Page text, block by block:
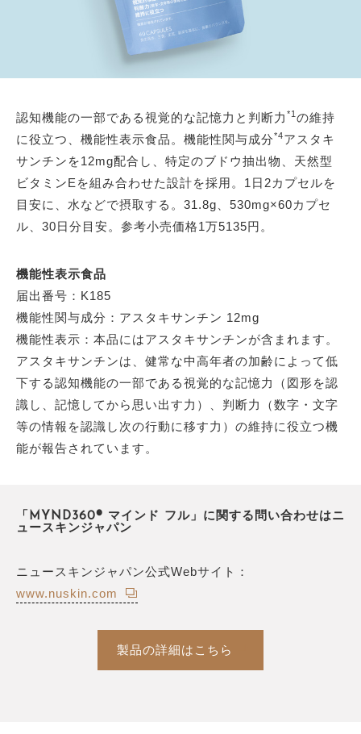
認知機能の一部である視覚的な記憶力と判断力 *1 の維持
に役立つ、機能性表示食品。機能性関与成分*4アスタキ
サンチンを12mg配合し、特定のブドウ抽出物、天然型
ビタミンEを組み合わせた設計を採用。1日2カプセルを
目安に、水などで摂取する。31.8g、530mg×60カプセ
ル、30日分目安。参考小売価格1万5135円。
機能性表示食品
届出番号：K185
機能性関与成分：アスタキサンチン 12mg
機能性表示：本品にはアスタキサンチンが含まれます。
アスタキサンチンは、健常な中高年者の加齢によって低
下する認知機能の一部である視覚的な記憶力（図形を認
識し、記憶してから思い出す力）、判断力（数字・文字
等の情報を認識し次の行動に移す力）の維持に役立つ機
能が報告されています。
「MYND360® マインド フル」に関する問い合わせはニ
ュースキンジャパン
ニュースキンジャパン公式Webサイト：
www.nuskin.com
製品の詳細はこちら